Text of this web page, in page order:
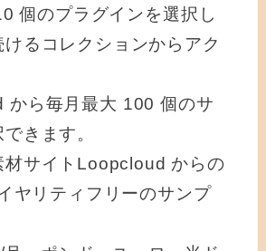
個のプラグインを選択し
るコレクションからアク
から毎月最大 100 個のサ
きます。
材サイトLoopcloud からの
ヤリティフリーのサンプ